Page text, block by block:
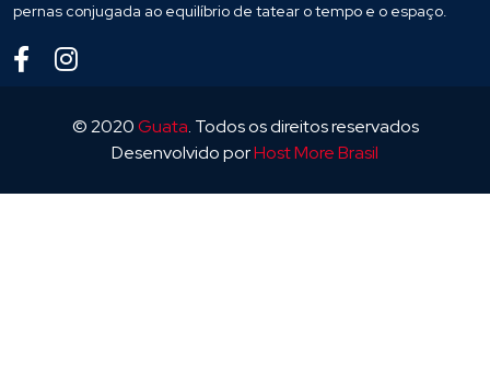
pernas conjugada ao equilíbrio de tatear o tempo e o espaço.
© 2020Guata. Todos os direitos reservados
Desenvolvido porHost More Brasil